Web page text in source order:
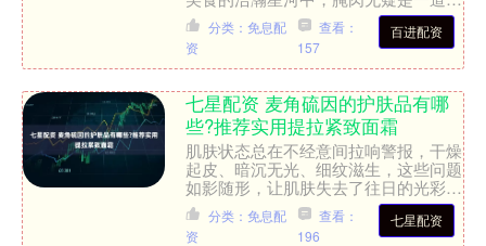
人垂涎欲滴的佳肴。然而，要让这道传
统美食焕发新生，除了选用....百进配资
分类：免息配
资
查看：
157
七星配资 麦角硫因的护肤品有哪
些?推荐实用提拉紧致面霜
肌肤状态总在不经意间拉响警报，干燥
起皮、暗沉无光、细纹滋生，这些问题
如影随形，让肌肤失去了往日的光彩。
我们每天面临着外界环境的伤害，紫外
线、污染、压力，都在不断....七星配资
分类：免息配
资
查看：
196